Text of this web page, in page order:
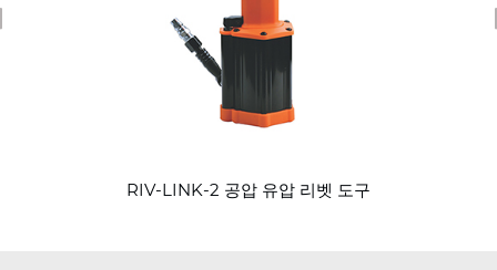
RIV-LINK-2 공압 유압 리벳 도구